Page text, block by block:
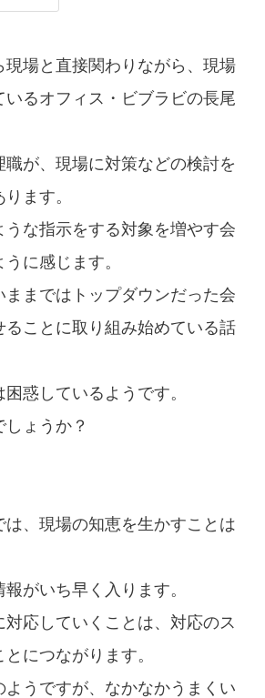
現場と直接関わりながら、現場
いるオフィス・ビブラビの長尾
が、現場に対策などの検討を
ます。
うな指示をする対象を増やす会
に感じます。
ままではトップダウンだった会
ることに取り組み始めている話
惑しているようです。
ょうか？
は、現場の知恵を生かすことは
がいち早く入ります。
応していくことは、対応のス
につながります。
ようですが、なかなかうまくい